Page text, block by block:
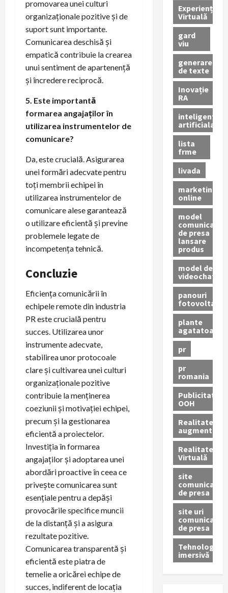
promovarea unei culturi
organizaționale pozitive și de
suport sunt importante.
Comunicarea deschisă și
empatică contribuie la crearea
unui sentiment de apartenență
și încredere reciprocă.
5. Este importantă
formarea angajaților în
utilizarea instrumentelor de
comunicare?
Da, este crucială. Asigurarea
unei formări adecvate pentru
toți membrii echipei în
utilizarea instrumentelor de
comunicare alese garantează
o utilizare eficientă și previne
problemele legate de
incompetența tehnică.
Concluzie
Eficiența comunicării în
echipele remote din industria
PR este crucială pentru
succes. Utilizarea unor
instrumente adecvate,
stabilirea unor protocoale
clare și cultivarea unei culturi
organizaționale pozitive
contribuie la menținerea
coeziunii și motivației echipei,
precum și la gestionarea
eficientă a proiectelor.
Investiția în formarea
angajaților și adoptarea unei
abordări proactive în ceea ce
privește comunicarea sunt
esențiale pentru a depăși
provocările specifice muncii
de la distanță și a asigura
rezultate pozitive.
Comunicarea transparentă și
eficientă este piatra de
temelie a oricărei echipe de
succes, indiferent de locația
Experiență
Virtuală
gard
viu
generare
de texte
Inovație
RA
inteligenta
artificiala
lista
frme
livada
marketing
online
model
comunicat
de presa
lansare
produs
model de
videochat
panouri
fotovoltaice
plante
agatatoare
pr
pr
romania
Publicitate
OOH
Realitatea
augmentată
Realitatea
Virtuală
site
comunicate
de presa
site uri
comunicate
de presa
Tehnologie
imersivă